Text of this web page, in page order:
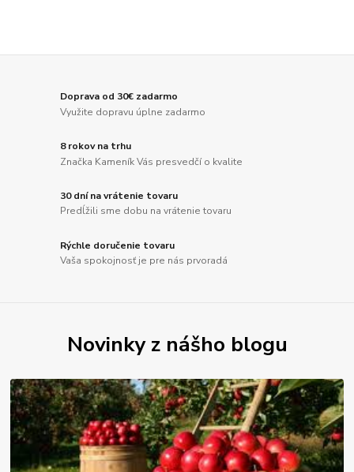
Doprava od 30€ zadarmo
Využite dopravu úplne zadarmo
8 rokov na trhu
Značka Kameník Vás presvedčí o kvalite
30 dní na vrátenie tovaru
Predĺžili sme dobu na vrátenie tovaru
Rýchle doručenie tovaru
Vaša spokojnosť je pre nás prvoradá
Novinky z nášho blogu